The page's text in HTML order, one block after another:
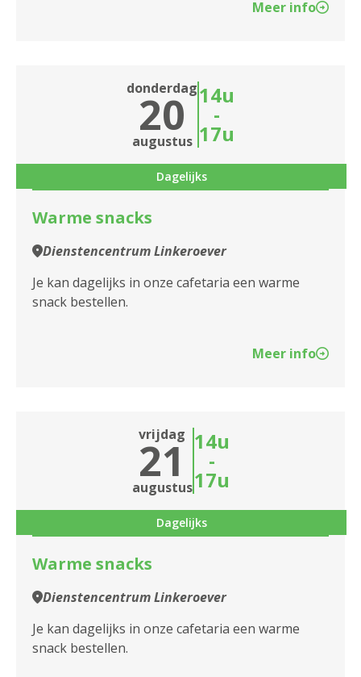
Meer info
donderdag
20
augustus
14u
-
17u
Dagelijks
Warme snacks
Dienstencentrum Linkeroever
Je kan dagelijks in onze cafetaria een warme
snack bestellen.
Meer info
vrijdag
21
augustus
14u
-
17u
Dagelijks
Warme snacks
Dienstencentrum Linkeroever
Je kan dagelijks in onze cafetaria een warme
snack bestellen.